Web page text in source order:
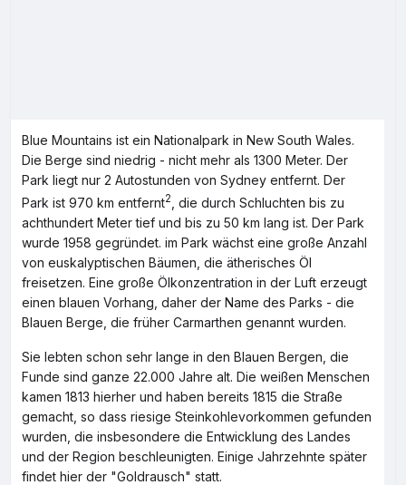
Blue Mountains ist ein Nationalpark in New South Wales.
Die Berge sind niedrig - nicht mehr als 1300 Meter. Der
Park liegt nur 2 Autostunden von Sydney entfernt. Der
Park ist 970 km entfernt2
, die durch Schluchten bis zu
achthundert Meter tief und bis zu 50 km lang ist. Der Park
wurde 1958 gegründet. im Park wächst eine große Anzahl
von euskalyptischen Bäumen, die ätherisches Öl
freisetzen. Eine große Ölkonzentration in der Luft erzeugt
einen blauen Vorhang, daher der Name des Parks - die
Blauen Berge, die früher Carmarthen genannt wurden.
Sie lebten schon sehr lange in den Blauen Bergen, die
Funde sind ganze 22.000 Jahre alt. Die weißen Menschen
kamen 1813 hierher und haben bereits 1815 die Straße
gemacht, so dass riesige Steinkohlevorkommen gefunden
wurden, die insbesondere die Entwicklung des Landes
und der Region beschleunigten. Einige Jahrzehnte später
findet hier der "Goldrausch" statt.